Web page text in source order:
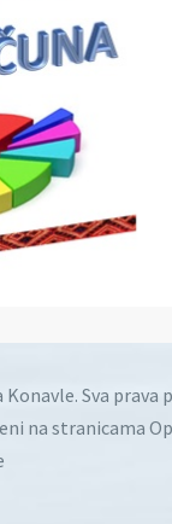
Sva prava
na stranicama